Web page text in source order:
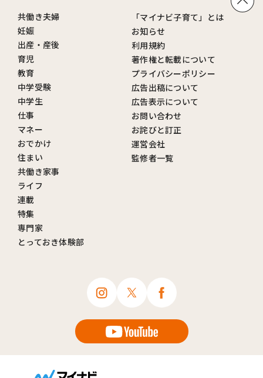
共働き夫婦
妊娠
出産・産後
育児
教育
中学受験
中学生
仕事
マネー
おでかけ
住まい
共働き家事
ライフ
連載
特集
専門家
とっておき体験部
「マイナビ子育て」とは
お知らせ
利用規約
著作権と転載について
プライバシーポリシー
広告出稿について
広告表示について
お問い合わせ
お詫びと訂正
運営会社
監修者一覧